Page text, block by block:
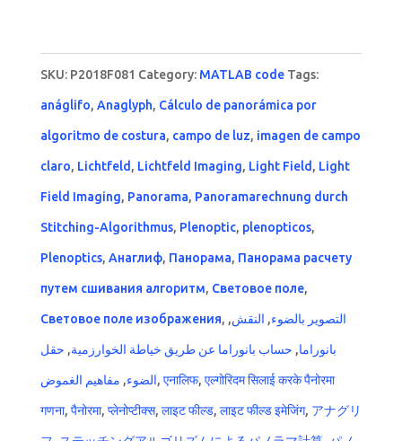
SKU: P2018F081 Category: MATLAB code Tags:
anáglifo, Anaglyph, Cálculo de panorámica por
algoritmo de costura, campo de luz, imagen de campo
claro, Lichtfeld , Lichtfeld Imaging, Light Field , Light
Field Imaging, Panorama, Panoramarechnung durch
Stitching-Algorithmus, Plenoptic, plenopticos,
Plenoptics, Анаглиф, Панорама, Панорама расчету
путем сшивания алгоритм, Световое поле,
Световое поле изображения, التصوير بالضوء, النقش,
بانوراما, حساب بانوراما عن طريق خياطة الخوارزمية, حقل
الضوء, مفاهيم الغموض , एनालिफ, एल्गोरिदम सिलाई करके पैनोरमा
गणना, पैनोरमा, प्लेनोप्टीक्स, लाइट फील्ड, लाइट फील्ड इमेजिंग, アナグリ